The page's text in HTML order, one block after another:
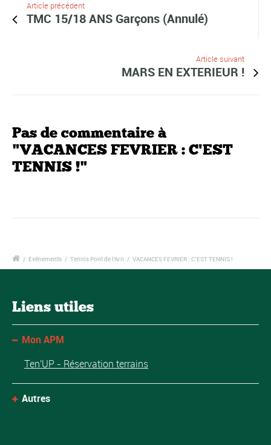
Article précédent
TMC 15/18 ANS Garçons (Annulé)
Article suivant
MARS EN EXTERIEUR !
Pas de commentaire à
"VACANCES FEVRIER : C'EST
TENNIS !"
/ Événements / Tennis Pont de l'Arn / VACANCES FEVRIER : C’EST TENNIS !
Liens utiles
Mon APM
Ten'UP - Réservation terrains
Autres